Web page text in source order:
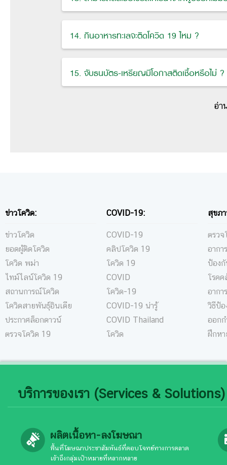
14. กินอาหารทะเลจะติดโควิด 19 ไหม ?
15. จับธนบัตร-เหรียญมีโอกาสติดเชื้อหรือไม่ ?
อ่า
ข่าวโควิด:
ข่าวโควิด
ยอดผู้ติดโควิด
โควิด พม่า
ไทม์ไลน์โควิด 19
สถานการณ์โควิด
โควิดสายพันธุ์อินเดีย
ประกาศล็อกดาวน์
ตรวจโควิด 19
COVID-19:
COVID-19
คลิปโควิด 19
โควิด 19
COVID
โควิด-19
COVID-19 น่ารู้
COVID Thailand
โควิด
สุขภ
ตรวจ
อากา
ป้อง
โรค
อากา
วิธีป้
ออกก
ฝึกห
บริการของเรา (Services & Solutions)
ผลิตเนื้อหา-ลงโฆษณา
พื้นที่โฆษณาประชาสัมพันธ์ที่ตอบโจทย์ทางการตลาด
เข้าถึงกลุ่มเป้าหมายที่หลากหลาย